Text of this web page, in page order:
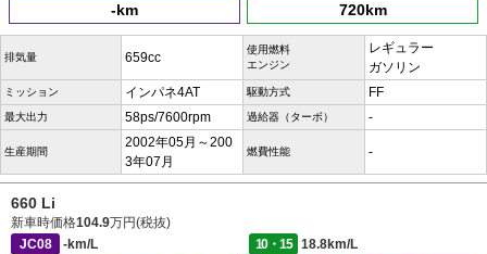
-km 720km
排気量 659cc
使用燃料
エンジン
レギュラー
ガソリン
ミッション インパネ4AT 駆動方式 FF
最大出力 58ps/7600rpm 過給器（ターボ） -
生産期間
2002年05月～200
3年07月
燃費性能 -
660 Li
新車時価格104.9万円(税抜)
JC08
-km/L 10・15
18.8km/L